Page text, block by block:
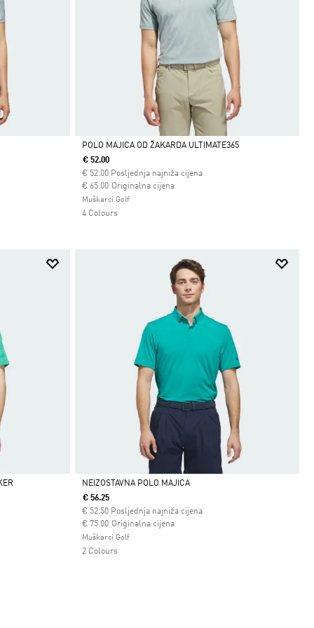
Da
POLO MAJICA OD ŽAKARDA ULTIMATE365
€ 52.00
€ 52.00 Posljednja najniža cijena
Originalna cijena
Cijena umanjena od
€ 65.00za
Muškarci Golf
4 Colours
Da
NEIZOSTAVNA POLO MAJICA
€ 56.25
€ 52.50 Posljednja najniža cijena
Originalna cijena
Cijena umanjena od
€ 75.00za
Muškarci Golf
2 Colours